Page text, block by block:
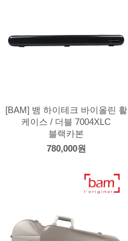
[BAM] 뱀 하이테크 바이올린 활
케이스 / 더블 7004XLC
블랙카본
780,000원